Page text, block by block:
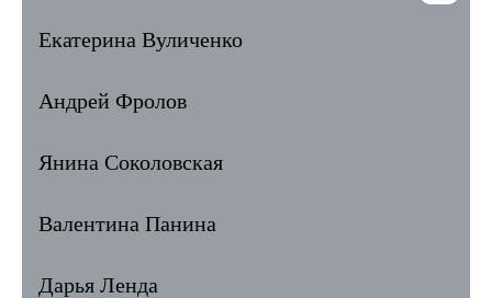
Екатерина Вуличенко
Андрей Фролов
Янина Соколовская
Валентина Панина
Дарья Ленда